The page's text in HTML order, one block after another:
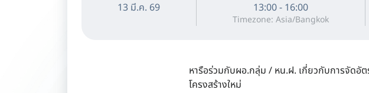
13 มี.ค. 69 13:00 - 16:00
Timezone: Asia/Bangkok
หารือร่วมกับผอ.กลุ่ม / หน.ฝ. เกี่ยวกับการจัดอัต
โครงสร้างใหม่